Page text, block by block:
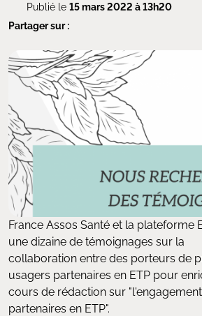
Publié le 15 mars 2022 à 13h20
Partager sur :
France Assos Santé et la plateforme
une dizaine de témoignages sur la
collaboration entre des porteurs de
usagers partenaires en ETP pour
cours de rédaction sur
partenaires en ETP".